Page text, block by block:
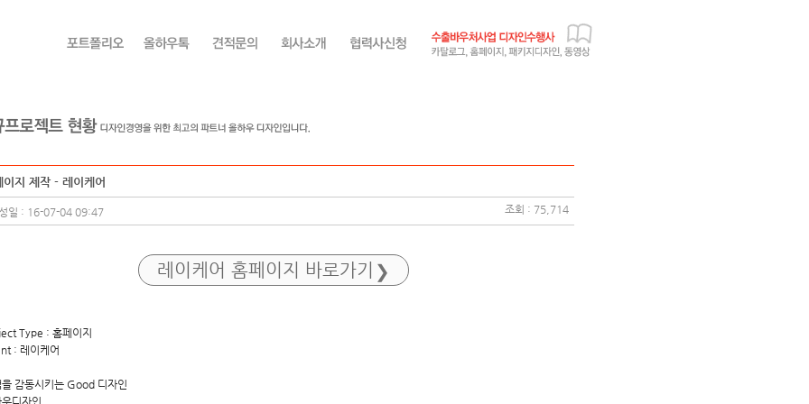
이지 제작 - 레이케어
일 : 16-07-04 09:47 조회 : 75,714
레이케어 홈페이지 바로가기
Type : 홈페이지
: 레이케어
을 감동시키는 Good 디자인
디자인